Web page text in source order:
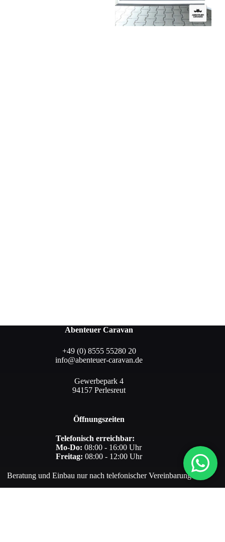
Abenteuer Caravan
+49 (0) 8555 55280 20
info@abenteuer-caravan.de
Gewerbepark 4
94157 Perlesreut
Öffnungszeiten
Telefonisch erreichbar:
Mo-Do: 08:00 - 16:00 Uhr
Freitag:08:00 - 12:00 Uhr
Beratung und Einbau nur nach telefonischer Vereinbarung